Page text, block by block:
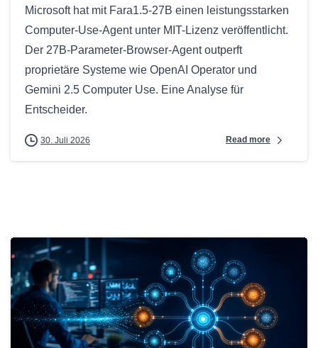
Microsoft hat mit Fara1.5-27B einen leistungsstarken
Computer-Use-Agent unter MIT-Lizenz veröffentlicht.
Der 27B-Parameter-Browser-Agent outperft
proprietäre Systeme wie OpenAI Operator und
Gemini 2.5 Computer Use. Eine Analyse für
Entscheider.
30. Juli 2026 Read more